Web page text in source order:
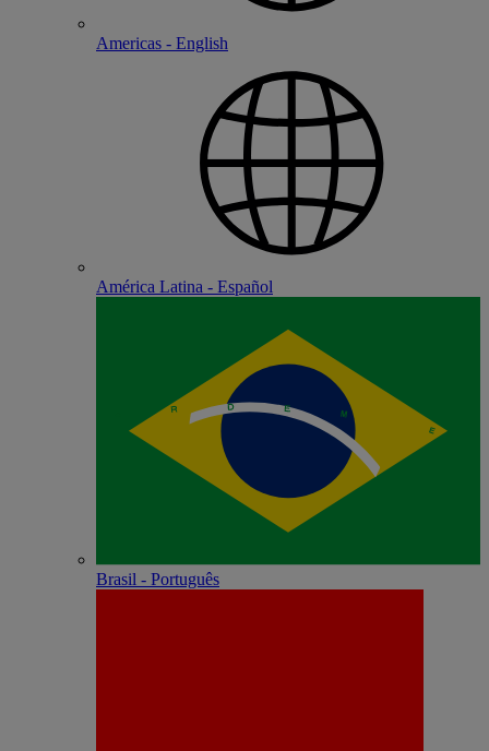
Americas - English
América Latina - Español
Brasil - Português